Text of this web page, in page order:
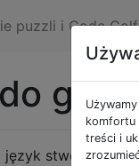
puzzli i Code Golf
gry
język stworzony
komfortu
treści i